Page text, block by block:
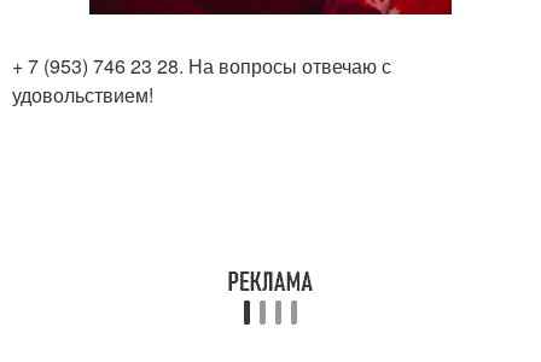
+ 7 (953) 746 23 28. На вопросы отвечаю с
удовольствием!